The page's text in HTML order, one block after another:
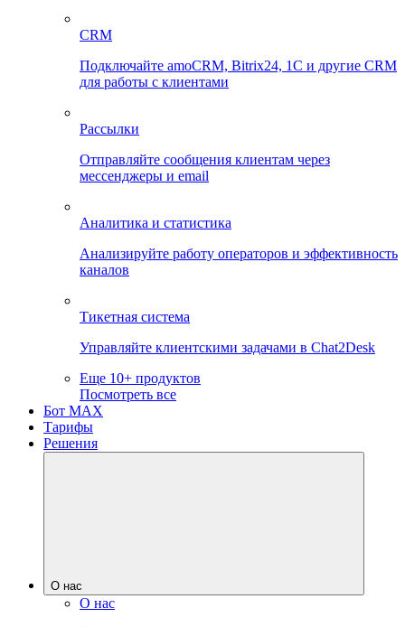
CRM
Подключайте amoCRM, Bitrix24, 1C и другие CRM
для работы с клиентами
Рассылки
Отправляйте сообщения клиентам через
мессенджеры и email
Аналитика и статистика
Анализируйте работу операторов и эффективность
каналов
Тикетная система
Управляйте клиентскими задачами в Chat2Desk
Еще 10+ продуктов
Посмотреть все
Бот MAX
Тарифы
Решения
О нас
О нас